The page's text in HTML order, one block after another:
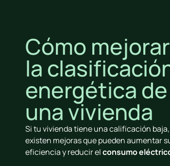
Cómo mejorar
la
energética de
una vivienda
Si tu vivienda tiene una calificación baja,
existen mejoras que pueden aumentar
eficiencia y reducir elconsumo